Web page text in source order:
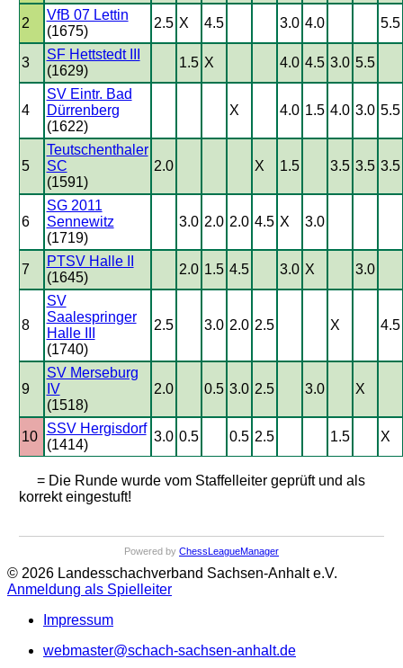
2
VfB 07 Lettin
(1675)
2.5 X 4.5 3.0 4.0 5.5
3
SF Hettstedt III
(1629)
1.5 X 4.0 4.5 3.0 5.5
4
SV Eintr. Bad
Dürrenberg
(1622)
X 4.0 1.5 4.0 3.0 5.5
5
Teutschenthaler
SC
(1591)
2.0 X 1.5 3.5 3.5 3.5
6
SG 2011
Sennewitz
(1719)
3.0 2.0 2.0 4.5 X 3.0
7
PTSV Halle II
(1645)
2.0 1.5 4.5 3.0 X 3.0
8
SV
Saalespringer
Halle III
(1740)
2.5 3.0 2.0 2.5 X 4.5
9
SV Merseburg
IV
(1518)
2.0 0.5 3.0 2.5 3.0 X
10
SSV Hergisdorf
(1414)
3.0 0.5 0.5 2.5 1.5 X
= Die Runde wurde vom Staffelleiter geprüft und als
korrekt eingestuft!
Powered by ChessLeagueManager
© 2026 Landesschachverband Sachsen-Anhalt e.V.
Anmeldung als Spielleiter
Impressum
webmaster@schach-sachsen-anhalt.de